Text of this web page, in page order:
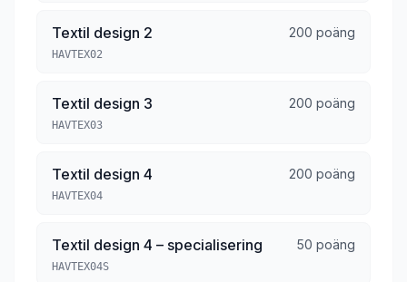
Textil design 2 200 poäng
HAVTEX02
Textil design 3 200 poäng
HAVTEX03
Textil design 4 200 poäng
HAVTEX04
Textil design 4 – specialisering 50 poäng
HAVTEX04S